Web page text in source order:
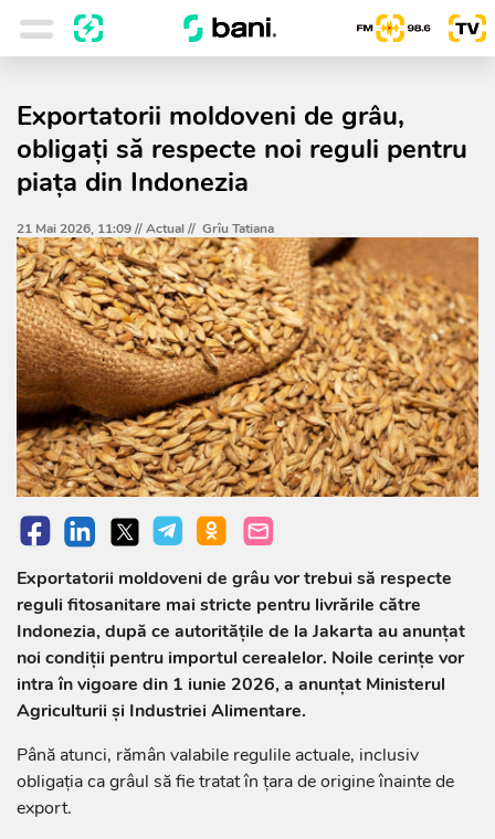
Exportatorii moldoveni de grâu,
obligați să respecte noi reguli pentru
piața din Indonezia
21 Mai 2026, 11:09 //Actual// Grîu Tatiana
Exportatorii moldoveni de grâu vor trebui să respecte
reguli fitosanitare mai stricte pentru livrările către
Indonezia, după ce autoritățile de la Jakarta au anunțat
noi condiții pentru importul cerealelor. Noile cerințe vor
intra în vigoare din 1 iunie 2026, a anunțat Ministerul
Agriculturii și Industriei Alimentare.
Până atunci, rămân valabile regulile actuale, inclusiv
obligația ca grâul să fie tratat în țara de origine înainte de
export.